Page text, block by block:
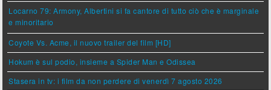
Locarno 79: Armony, Albertini si fa cantore di tutto ciò che è marginale
e minoritario
Coyote Vs. Acme, il nuovo trailer del film [HD]
Hokum è sul podio, insieme a Spider Man e Odissea
Stasera in tv: i film da non perdere di venerdì 7 agosto 2026